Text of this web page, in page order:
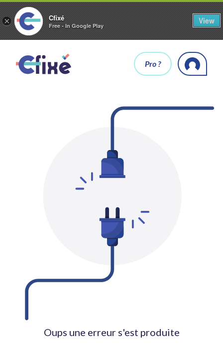
× Cfixé
Free - In Google Play
View
Pro ?
Oups une erreur s'est produite